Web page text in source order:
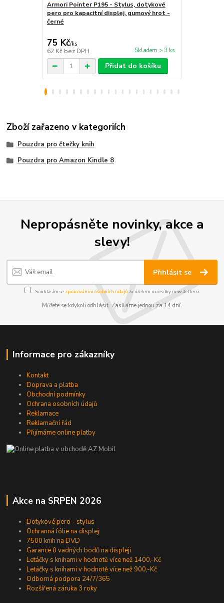
Armori Pointer P195 - Stylus, dotykové
pero pro kapacitní displej, gumový hrot -
černé
75 Kč/ks
62 Kč bez DPH Skladem > 3 ks
Přidat do košíku
Zboží zařazeno v kategoriích
Pouzdra pro čtečky knih
Pouzdra pro Amazon Kindle 8
Nepropásněte novinky, akce a
slevy!
Přihlásit se
Souhlasím se zpracováním osobních údajůza účelem rozesílky newsletteru.
Můžete se kdykoli odhlásit. Zasíláme jednou za 14 dní.
Informace pro zákazníky
Kontakt
Doprava a platba
Obchodní podmínky
Ochrana osobních údajů
Reklamace
Reklamační řád
Přijímáme online platby
Akce na SRPEN 2026
Dotykové pero - stylus
Ochranná fólie na displej
7500 knih na DVD
Garance 0 vadných bodů na displeji
Letáčky s knihami v hodnotě více než 1400,-Kč
Letáčky s knihami v hodnotě více než 900,-Kč
Odborná podpora 24/7/365
Rozšířená záruka 3 roky